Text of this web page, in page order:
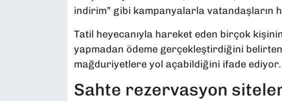
indirim” gibi kampanyalarla vatandaşların
Tatil heyecanıyla hareket eden birçok
yapmadan ödeme gerçekleştirdiğini
mağduriyetlere yol açabildiğini ifade ediyor.
Sahte rezervasyon